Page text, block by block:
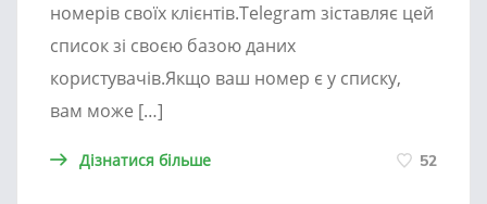
номерів своїх клієнтів.Telegram зіставляє цей
список зі своєю базою даних
користувачів.Якщо ваш номер є у списку,
вам може […]
Дізнатися більше 52